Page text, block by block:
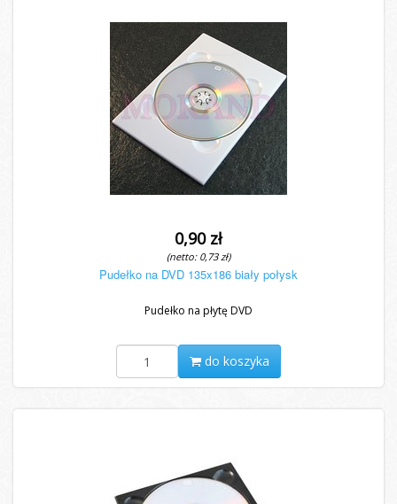
0,90 zł
(netto: 0,73 zł)
Pudełko na DVD 135x186 biały połysk
Pudełko na płytę DVD
do koszyka